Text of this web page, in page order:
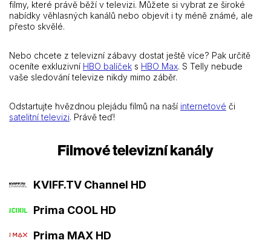
filmy, které právě běží v televizi. Můžete si vybrat ze široké
nabídky věhlasných kanálů nebo objevit i ty méně známé, ale
přesto skvělé.
Nebo chcete z televizní zábavy dostat ještě více? Pak určitě
oceníte exkluzivní HBO balíček s HBO Max. S Telly nebude
vaše sledování televize nikdy mimo záběr.
Odstartujte hvězdnou plejádu filmů na naší internetové či
satelitní televizi. Právě teď!
Filmové televizní kanály
KVIFF.TV Channel HD
Prima COOL HD
Prima MAX HD